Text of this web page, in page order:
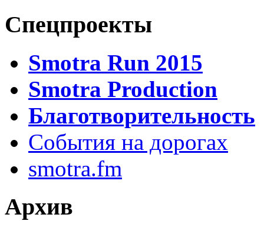
Спецпроекты
Smotra Run 2015
Smotra Production
Благотворительность
События на дорогах
smotra.fm
Архив